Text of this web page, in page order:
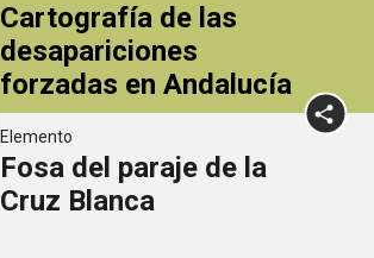
Cartografía de las
desapariciones
forzadas en Andalucía
Elemento
Fosa del paraje de la
Cruz Blanca